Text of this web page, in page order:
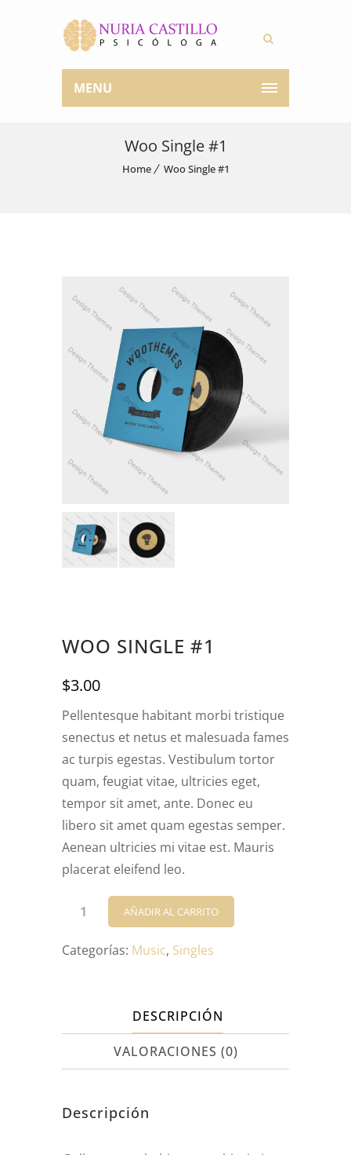
MENU
Woo Single #1
Home Woo Single #1
WOO SINGLE #1
$3.00
Pellentesque habitant morbi tristique
senectus et netus et malesuada fames
ac turpis egestas. Vestibulum tortor
quam, feugiat vitae, ultricies eget,
tempor sit amet, ante. Donec eu
libero sit amet quam egestas semper.
Aenean ultricies mi vitae est. Mauris
placerat eleifend leo.
Woo
#1
AÑADIR AL CARRITO
Categorías: Music, Singles
DESCRIPCIÓN
VALORACIONES (0)
Descripción